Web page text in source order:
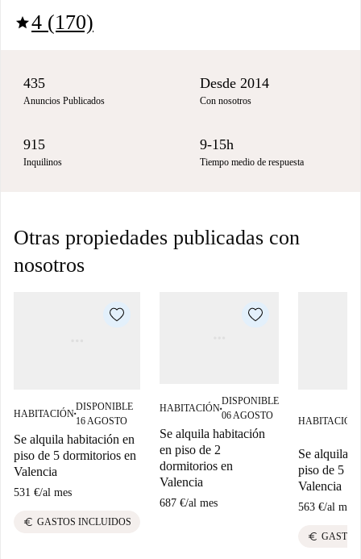
star4 (170)
435
Anuncios Publicados
Desde 2014
Con nosotros
915
Inquilinos
9-15h
Tiempo medio de respuesta
Otras propiedades publicadas con
nosotros
HABITACIÓN■
DISPONIBLE
16 AGOSTO
Se alquila habitación en
piso de 5 dormitorios en
Valencia
531 €/al mes
euro GASTOS INCLUIDOS
HABITACIÓN■
DISPONIBLE
06 AGOSTO
Se alquila habitación
en piso de 2
dormitorios en
Valencia
687 €/al mes
HABITACIÓN
Se alquila
piso de 5
Valencia
563 €/al mes
euro